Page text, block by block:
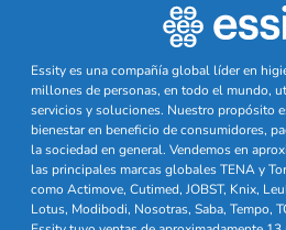
Essity es una compañía global líder en
millones de personas, en todo el mundo,
servicios y soluciones. Nuestro propósito
bienestar en beneficio de consumidores,
la sociedad en general. Vendemos en
las principales marcas globales TENA y
como Actimove, Cutimed, JOBST, Knix,
Lotus, Modibodi, Nosotras, Saba, Tempo,